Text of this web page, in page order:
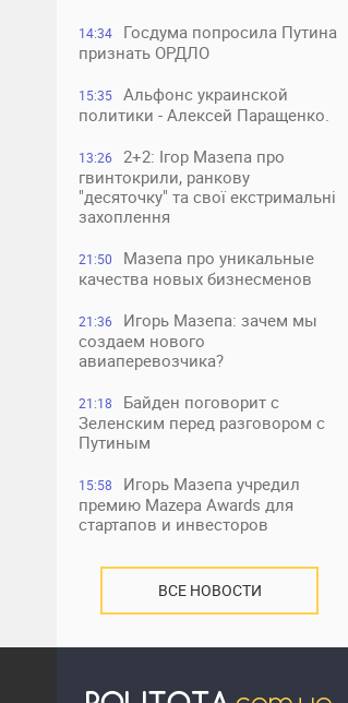
14:34
Госдума попросила Путина
признать ОРДЛО
15:35
Альфонс украинской
политики - Алексей Паращенко.
13:26
2+2: Ігор Мазепа про
гвинтокрили, ранкову
"десяточку" та свої екстримальні
захоплення
21:50
Мазепа про уникальные
качества новых бизнесменов
21:36
Игорь Мазепа: зачем мы
создаем нового
авиаперевозчика?
21:18
Байден поговорит с
Зеленским перед разговором с
Путиным
15:58
Игорь Мазепа учредил
премию Mazepa Awards для
стартапов и инвесторов
ВСЕ НОВОСТИ